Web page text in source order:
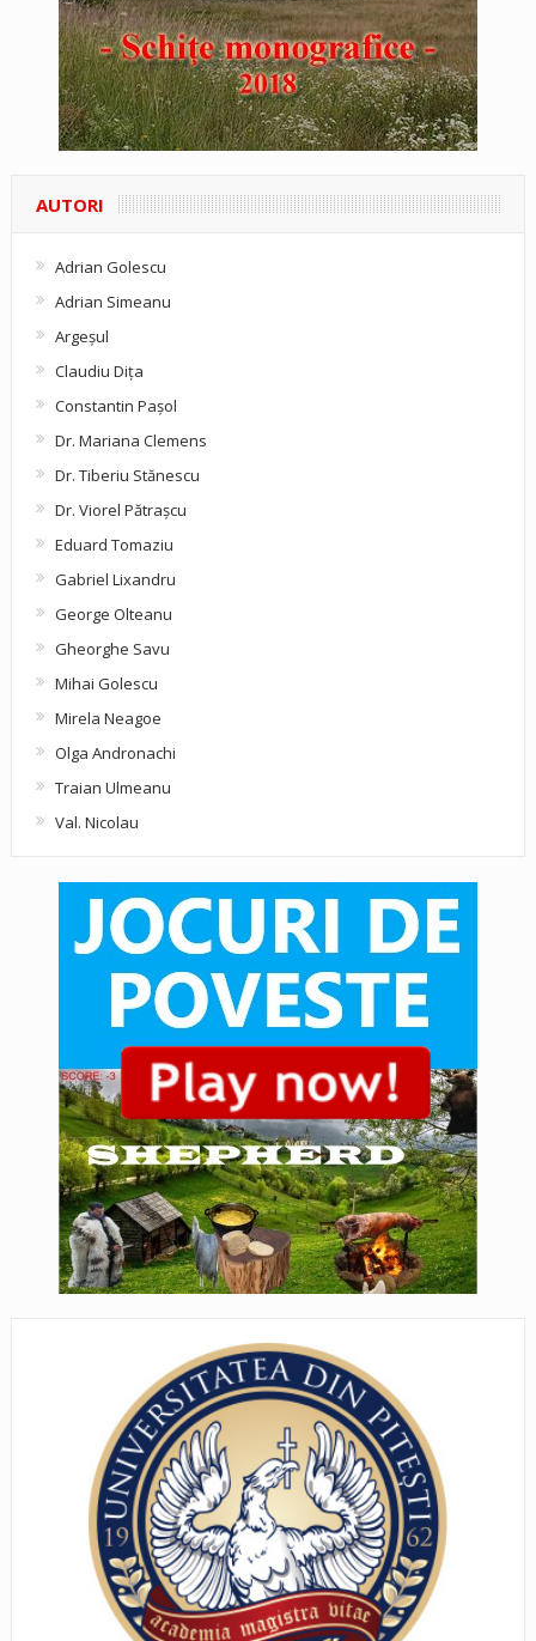
AUTORI
Adrian Golescu
Adrian Simeanu
Argeşul
Claudiu Diţa
Constantin Pașol
Dr. Mariana Clemens
Dr. Tiberiu Stănescu
Dr. Viorel Pătraşcu
Eduard Tomaziu
Gabriel Lixandru
George Olteanu
Gheorghe Savu
Mihai Golescu
Mirela Neagoe
Olga Andronachi
Traian Ulmeanu
Val. Nicolau